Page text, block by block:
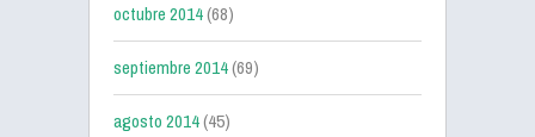
octubre 2014(68)
septiembre 2014(69)
agosto 2014(45)